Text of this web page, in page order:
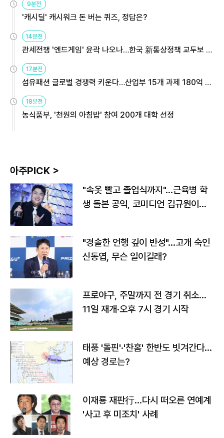
9분전
'캐시딜' 캐시워크 돈 버는 퀴즈, 정답은?
14분전
관세전쟁 '엔드게임' 윤곽 나오나…한국 新통상정책 교두보 활
용해야
17분전
섬유패션 글로벌 경쟁력 키운다…산업부 15개 과제 180억 지
원
18분전
농식품부, '천원의 아침밥' 참여 200개 대학 선정
아주PICK >
"속옷 빨고 졸업식까지"…근육병 학
생 돌본 공익, 코미디언 김규원이었
"경솔한 언행 깊이 반성"…고개 숙인
신동엽, 무슨 일이길래?
프로야구, 주말까지 전 경기 취소…
11일 재개·오후 7시 경기 시작
태풍 '돌핀'·'찬홈' 한반도 빗겨간다…
예상 경로는?
이재룡 재판行…다시 떠오른 연예계
'사고 후 미조치' 사례